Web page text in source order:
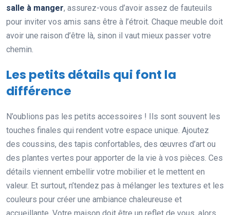
salle à manger, assurez-vous d’avoir assez de fauteuils
pour inviter vos amis sans être à l’étroit. Chaque meuble doit
avoir une raison d’être là, sinon il vaut mieux passer votre
chemin.
Les petits détails qui font la
différence
N’oublions pas les petits accessoires ! Ils sont souvent les
touches finales qui rendent votre espace unique. Ajoutez
des coussins, des tapis confortables, des œuvres d’art ou
des plantes vertes pour apporter de la vie à vos pièces. Ces
détails viennent embellir votre mobilier et le mettent en
valeur. Et surtout, n’tendez pas à mélanger les textures et les
couleurs pour créer une ambiance chaleureuse et